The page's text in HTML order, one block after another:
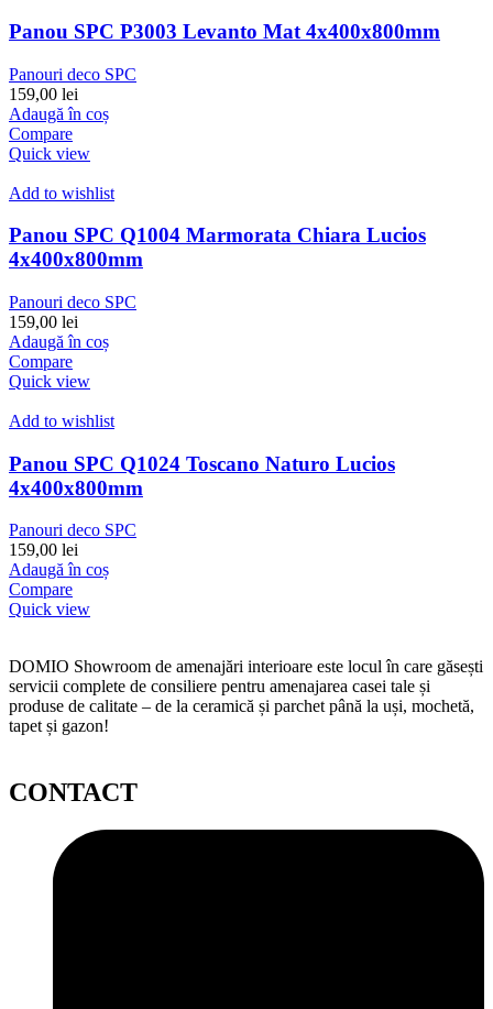
Panou SPC P3003 Levanto Mat 4x400x800mm
Panouri deco SPC
159,00 lei
Adaugă în coș
Compare
Quick view
Add to wishlist
Panou SPC Q1004 Marmorata Chiara Lucios
4x400x800mm
Panouri deco SPC
159,00 lei
Adaugă în coș
Compare
Quick view
Add to wishlist
Panou SPC Q1024 Toscano Naturo Lucios
4x400x800mm
Panouri deco SPC
159,00 lei
Adaugă în coș
Compare
Quick view
DOMIO Showroom de amenajări interioare este locul în care găsești
servicii complete de consiliere pentru amenajarea casei tale și
produse de calitate – de la ceramică și parchet până la uși, mochetă,
tapet și gazon!
CONTACT